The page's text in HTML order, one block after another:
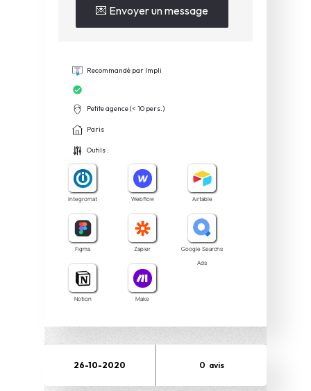
💌 Envoyer un message
Recommandé par Impli
Petite agence (< 10 pers.)
Paris
Outils :
Integromat Webflow Airtable
Figma Zapier
Google Searchs
Ads
Notion Make
26-10-2020 0 avis